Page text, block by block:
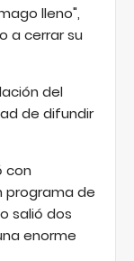
lleno",
a cerrar su
del
de difundir
con
programa de
salió dos
enorme